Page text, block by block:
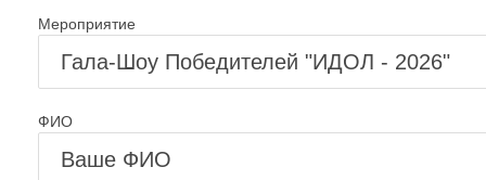
Мероприятие
ФИО